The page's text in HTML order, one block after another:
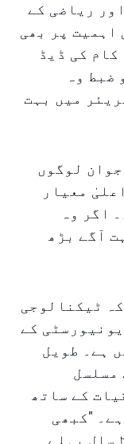
ریاضی کے
اہمیت پر بھی
کی ڈیڈ
ضبط وہ
میں بہت
لوگوں
معیار
اگر وہ
آگے بڑھ
ٹیکنالوجی
کے
ہے۔ طویل
مسلسل
کے ساتھ
"کبھی
سیکھنا نہ روکیں؛ جو آپ نے ۲۰ سال پہلے